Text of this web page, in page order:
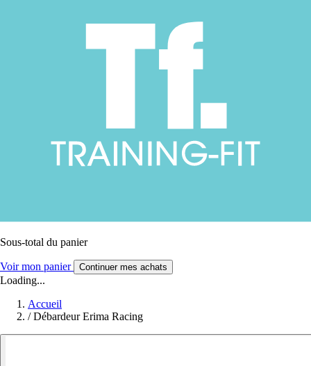
Sous-total du panier
Voir mon panier Continuer mes achats
Loading...
Accueil
/ Débardeur Erima Racing